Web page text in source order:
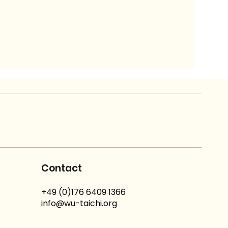
Contact
+49 (0)176 6409 1366
info@wu-taichi.org